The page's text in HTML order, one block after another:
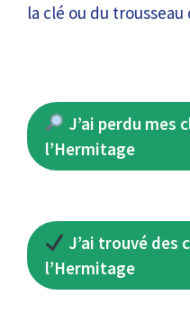
la clé ou du
J’ai perdu mes
l’Hermitage
J’ai trouvé des
l’Hermitage